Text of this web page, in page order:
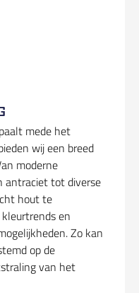
mede het
wij een breed
moderne
antraciet tot diverse
hout te
en
Zo kan
op de
van het